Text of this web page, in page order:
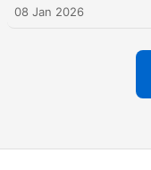
08 Jan 2026